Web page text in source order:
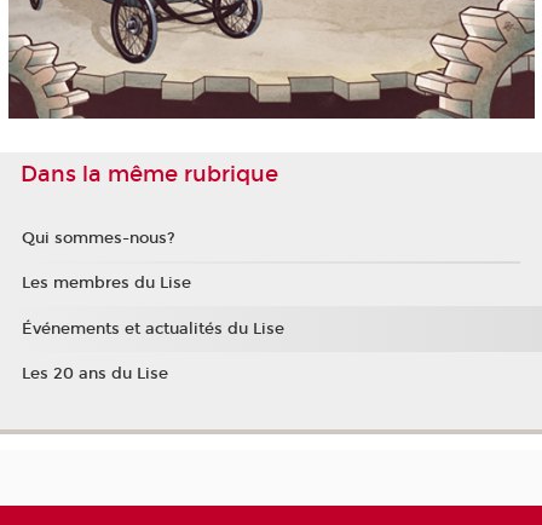
Dans la même rubrique
Qui sommes-nous?
Les membres du Lise
Événements et actualités du Lise
Les 20 ans du Lise